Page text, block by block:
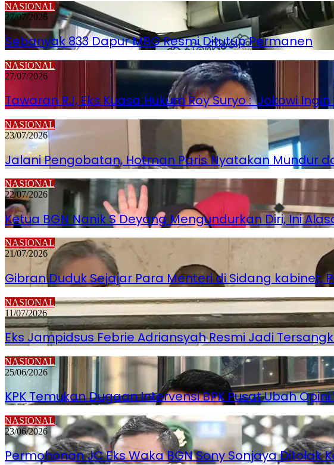
NASIONAL
27/07/2026
Sebanyak 833 Dapur MBG Resmi Ditutup Permanen
NASIONAL
27/07/2026
Tawaran RJ, Eks Kuasa Hukum Roy Suryo : Jokowi
NASIONAL
23/07/2026
Jalani Pengobatan, Hotman Paris Nyatakan Mundur
NASIONAL
22/07/2026
Ketua BGN Nanik S Deyang Mengundurkan Diri, Ini
NASIONAL
21/07/2026
Gibran Duduk Sejajar Para Menteri di Sidang kabinet,
NASIONAL
11/07/2026
Eks Jampidsus Febrie Adriansyah Resmi Jadi
NASIONAL
25/06/2026
KPK Temukan Dugaan Intervensi BPK Pusat Ubah
NASIONAL
23/06/2026
Permohonan JC Eks Waka BGN Sony Sonjaya Ditolak